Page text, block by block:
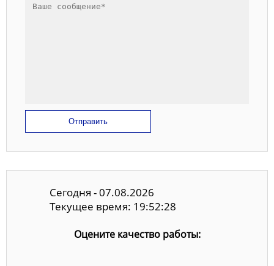
Отправить
Сегодня - 07.08.2026
Текущее время: 19:52:28
Оцените качество работы: